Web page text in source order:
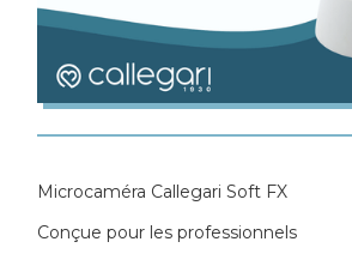
Microcaméra Callegari Soft FX
Conçue pour les professionnels